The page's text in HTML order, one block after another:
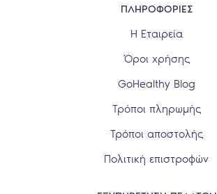
ΠΛΗΡΟΦΟΡΙΕΣ
Η Εταιρεία
Όροι χρήσης
GoHealthy Blog
Τρόποι πληρωμής
Τρόποι αποστολής
Πολιτική επιστροφών